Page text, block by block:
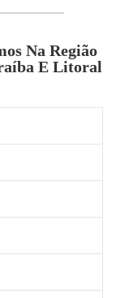
Na Região
E Litoral